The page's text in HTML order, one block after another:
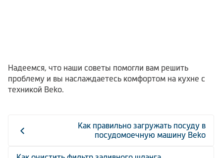
Надеемся, что наши советы помогли вам решить
проблему и вы наслаждаетесь комфортом на кухне с
техникой Beko.
Как правильно загружать посуду в
посудомоечную машину Beko